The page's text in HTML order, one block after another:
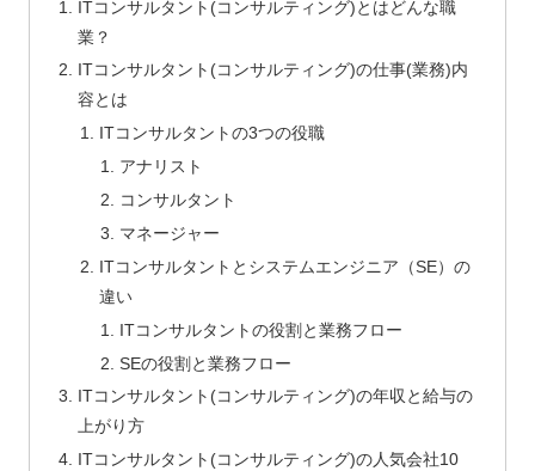
ITコンサルタント(コンサルティング)とはどんな職
業？
ITコンサルタント(コンサルティング)の仕事(業務)内
容とは
ITコンサルタントの3つの役職
アナリスト
コンサルタント
マネージャー
ITコンサルタントとシステムエンジニア（SE）の
違い
ITコンサルタントの役割と業務フロー
SEの役割と業務フロー
ITコンサルタント(コンサルティング)の年収と給与の
上がり方
ITコンサルタント(コンサルティング)の人気会社10